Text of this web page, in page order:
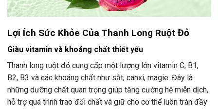
Lợi Ích Sức Khỏe Của Thanh Long Ruột Đỏ
Giàu vitamin và khoáng chất thiết yếu
Thanh long ruột đỏ cung cấp một lượng lớn vitamin C, B1,
B2, B3 và các khoáng chất như sắt, canxi, magie. Đây là
những dưỡng chất quan trọng giúp tăng cường hệ miễn dịch,
hỗ trợ quá trình trao đổi chất và giữ cho cơ thể luôn tràn đầy